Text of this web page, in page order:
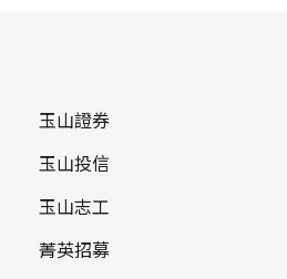
玉山證券
玉山投信
玉山志工
菁英招募